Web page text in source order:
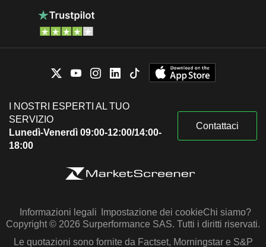
I NOSTRI ESPERTI AL TUO
SERVIZIO
Lunedì-Venerdì 09:00-12:00/14:00-
18:00
Contattaci
Informazioni legali Impostazione dei cookieChi siamo?
Copyright © 2026 Surperformance SAS. Tutti i diritti riservati.
Le quotazioni sono fornite da Factset, Morningstar e S&P